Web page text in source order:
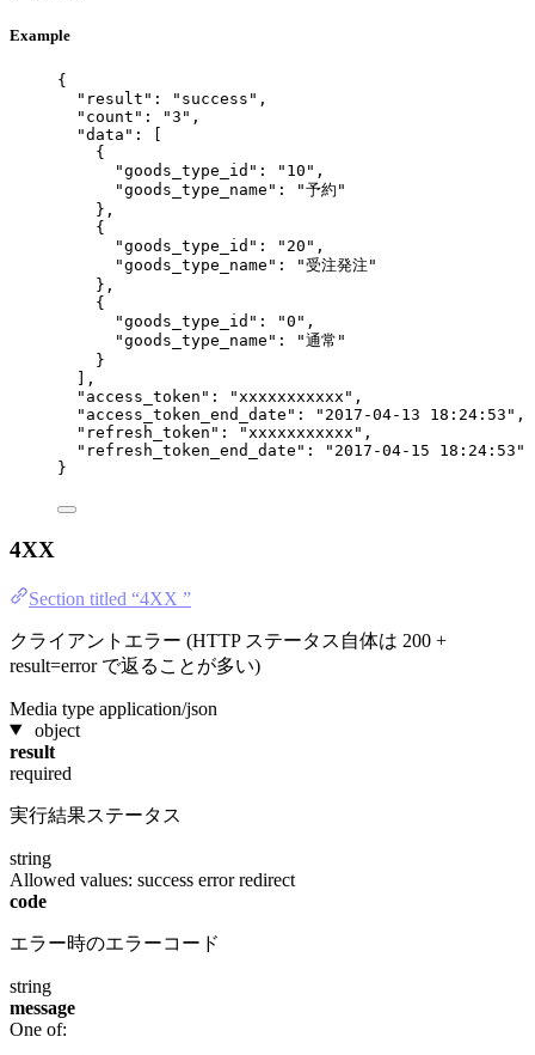
Example
{
"result" : " success " ,
"count" : "3 " ,
"data" : [
{
"goods_type_id" : " 10 " ,
"goods_type_name" : "予約 "
},
{
"goods_type_id" : " 20 " ,
"goods_type_name" : "受注発注 "
},
{
"goods_type_id" : "0 " ,
"goods_type_name" : "通常 "
}
],
"access_token" : "xxxxxxxxxxx " ,
"access_token_end_date" : " 2017-04-13 18:24:53 " ,
"refresh_token" : "xxxxxxxxxxx " ,
"refresh_token_end_date" : " 2017-04-15 18:24:53 "
}
4XX
Section titled “4XX ”
クライアントエラー (HTTP ステータス自体は 200 +
result=error で返ることが多い)
Media type application/json
object
result
required
実行結果ステータス
string
Allowed values: success errorredirect
code
エラー時のエラーコード
string
message
One of: